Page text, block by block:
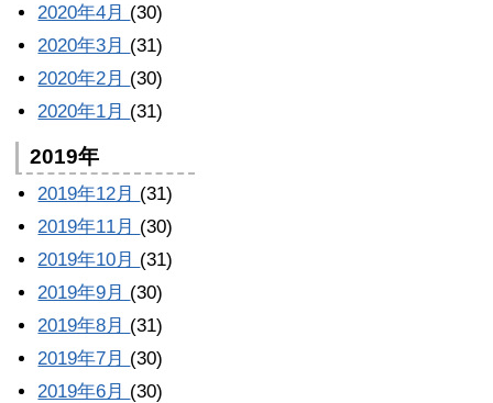
2020年4月 (30)
2020年3月 (31)
2020年2月 (30)
2020年1月 (31)
2019年
2019年12月 (31)
2019年11月 (30)
2019年10月 (31)
2019年9月 (30)
2019年8月 (31)
2019年7月 (30)
2019年6月 (30)